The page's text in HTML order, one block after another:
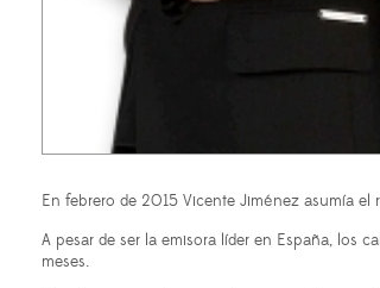
En febrero de 2015 Vicente Jiménez asumía
A pesar de ser la emisora líder en España, los
meses.